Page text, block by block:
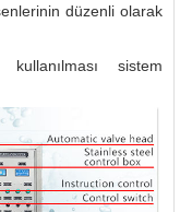
düzenli olarak
sistem